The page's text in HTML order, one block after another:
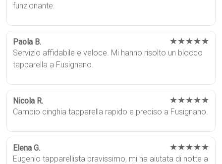
funzionante.
Paola B. ★★★★★
Servizio affidabile e veloce. Mi hanno risolto un blocco
tapparella a Fusignano.
Nicola R. ★★★★★
Cambio cinghia tapparella rapido e preciso a Fusignano.
Elena G. ★★★★★
Eugenio tapparellista bravissimo, mi ha aiutata di notte a